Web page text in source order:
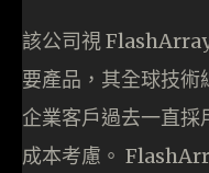
該公司視
要產品，其全球技
企業客戶過去一直採
成本考慮。